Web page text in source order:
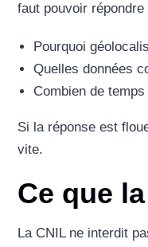
faut pouvoir
Pourquoi
Quelles données
Combien de
Si la réponse est
vite.
Ce que
La CNIL ne interdit